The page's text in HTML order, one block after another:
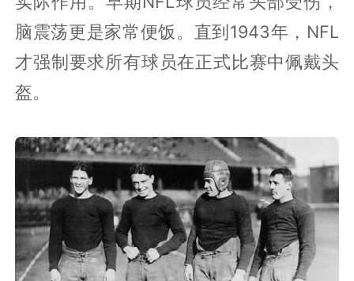
脑震荡更是家常便饭。直到1943年，NFL
才强制要求所有球员在正式比赛中佩戴头
盔。